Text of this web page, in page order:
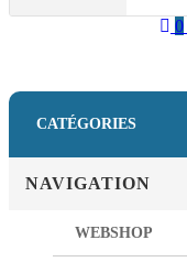
0
CATÉGORIES
NAVIGATION
WEBSHOP